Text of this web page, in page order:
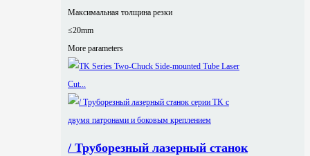
Максимальная толщина резки
≤20mm
More parameters
/ Труборезный лазерный станок